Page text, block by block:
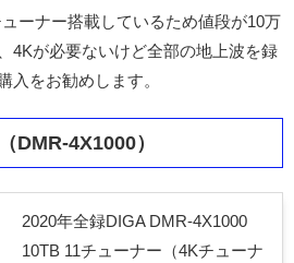
ーナー搭載しているため値段が10万
4Kが必要ないけど全部の地上波を録
入をお勧めします。
DMR-4X1000）
2020年全録DIGA DMR-4X1000
10TB 11チューナー（4Kチューナ